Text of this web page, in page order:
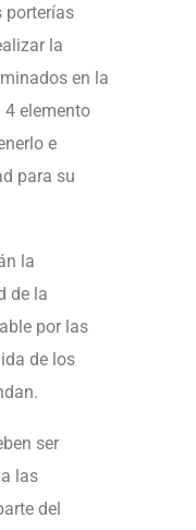
porterías
la
en la
4 elemento
e
para su
la
de la
por las
de los
ser
las
del